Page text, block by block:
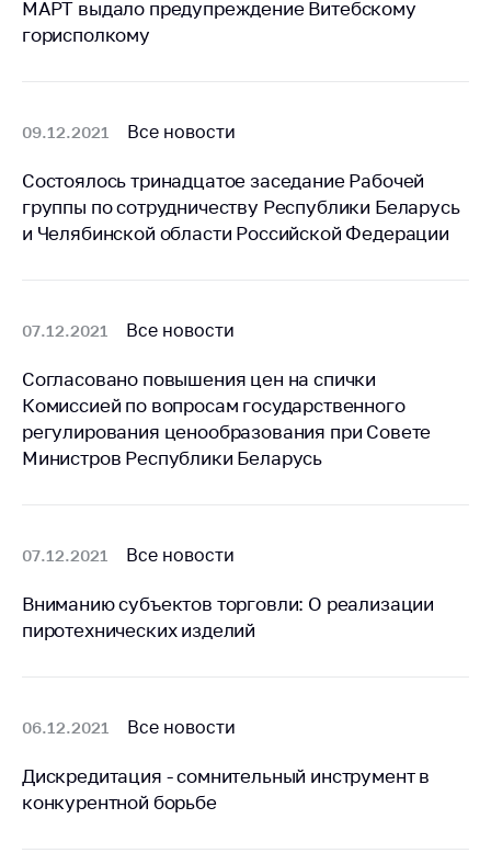
антимонопольного
регулирования и
МАРТ выдало предупреждение Витебскому
горисполкому
09.12.2021 Все новости
Состоялось тринадцатое заседание Рабочей
группы по сотрудничеству Республики Беларусь
и Челябинской области Российской Федерации
07.12.2021 Все новости
Согласовано повышения цен на спички
Комиссией по вопросам государственного
регулирования ценообразования при Совете
Министров Республики Беларусь
07.12.2021 Все новости
Вниманию субъектов торговли: О реализации
пиротехнических изделий
06.12.2021 Все новости
Дискредитация - сомнительный инструмент в
конкурентной борьбе